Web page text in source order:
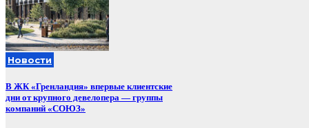
Новости
В ЖК «Гренландия» впервые клиентские
дни от крупного девелопера — группы
компаний «СОЮЗ»